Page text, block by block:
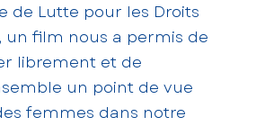
de Lutte pour les Droits
un film nous a permis de
librement et de
un point de vue
femmes dans notre